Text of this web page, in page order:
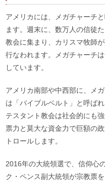
アメリカには、メガチャーチ
ます。週末に、数万人の信徒
教会に集まり、カリスマ牧師
行なわれます。メガチャーチ
しています。
アメリカ南部や中西部に、メ
は「バイブルベルト」と呼ば
テスタント教会は社会的にも
票力と莫大な資金力で巨額の
トロールします。
2016年の大統領選で、信仰心
ク・ペンス副大統領が宗教票を